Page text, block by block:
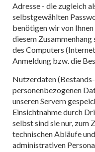
Adresse - die zugleich
selbstgewählten
benötigen wir von
diesem
des Computers
Anmeldung bzw. die
Nutzerdaten
personenbezogenen
unseren Servern
Einsichtnahme durch
selbst sind sie nur, zum
technischen Abläufe
administrativen